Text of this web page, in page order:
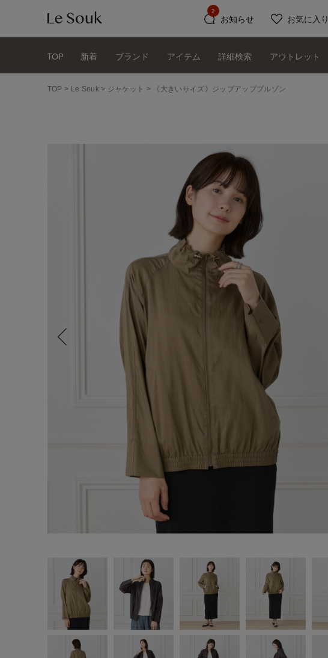
お知らせ
2
お気に入り
TOP 新着 ブランド アイテム 詳細検索 アウトレット
TOP Le Souk ジャケット 《大きいサイズ》ジップアップブルゾン